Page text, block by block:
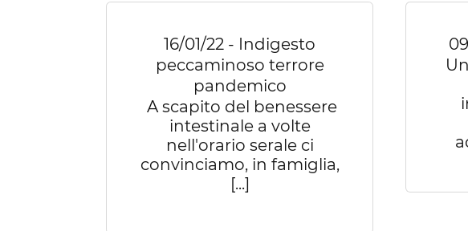
16/01/22 - Indigesto
peccaminoso terrore
pandemico
A scapito del benessere
intestinale a volte
nell'orario serale ci
convinciamo, in famiglia,
[...]